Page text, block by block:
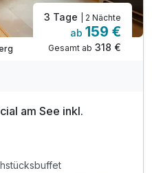
3 Tage | 2 Nächte
ab 159 €
Gesamt ab 318 €
am See inkl.